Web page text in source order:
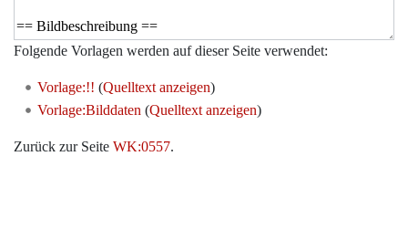
Folgende Vorlagen werden auf dieser Seite verwendet:
Vorlage:!! (Quelltext anzeigen)
Vorlage:Bilddaten (Quelltext anzeigen)
Zurück zur Seite WK:0557.